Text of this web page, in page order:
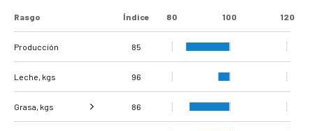
Rasgo Índice 80 100 120
Producción 85
Leche, kgs 96
Grasa, kgs 86